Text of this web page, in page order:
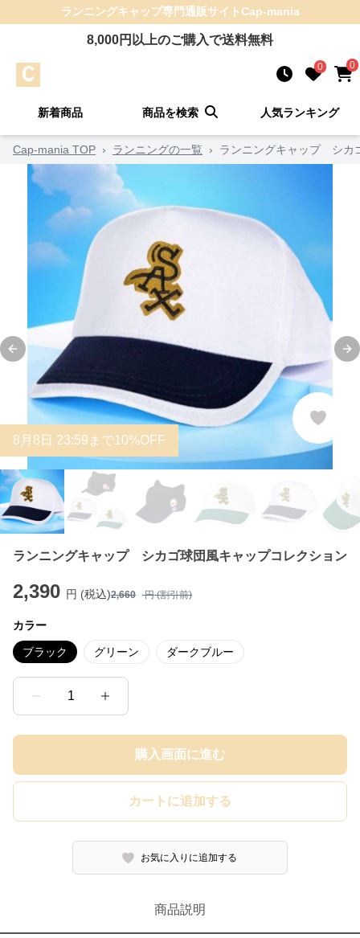
ランニングキャップ専門通販サイトCap-mania
8,000円以上のご購入で送料無料
0 0
新着商品 商品を検索 人気ランキング
Cap-mania TOP › ランニングの一覧 › ランニングキャップ シカ
Previous slide
8 月 8 日 23:59まで10%OFF
ランニングキャップ シカゴ球団風キャップコレクション
2,390 円 (税込)2,660 円 (割引前)
カラー
ブラック グリーン ダークブルー
1
購入画面に進む
カートに追加する
お気に入りに追加する
商品説明